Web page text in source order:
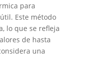
para
Este método
lo que se refleja
de hasta
una